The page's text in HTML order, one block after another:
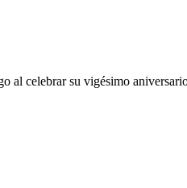
al celebrar su vigésimo